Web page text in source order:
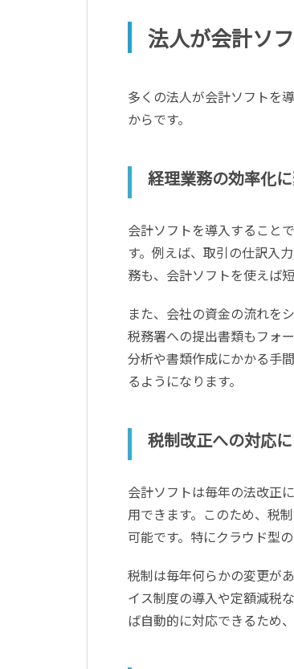
法人が会計ソ
多くの法人が会計ソフトを
からです。
経理業務の効率化
会計ソフトを導入すること
す。例えば、取引の仕訳入
務も、会計ソフトを使えば
また、会社の資金の流れを
税務署への提出書類もフォ
分析や書類作成にかかる手
るようになります。
税制改正への対応
会計ソフトは毎年の法改正
用できます。このため、税
可能です。特にクラウド型
税制は毎年何らかの変更が
イス制度の導入や定額減税
ば自動的に対応できるため